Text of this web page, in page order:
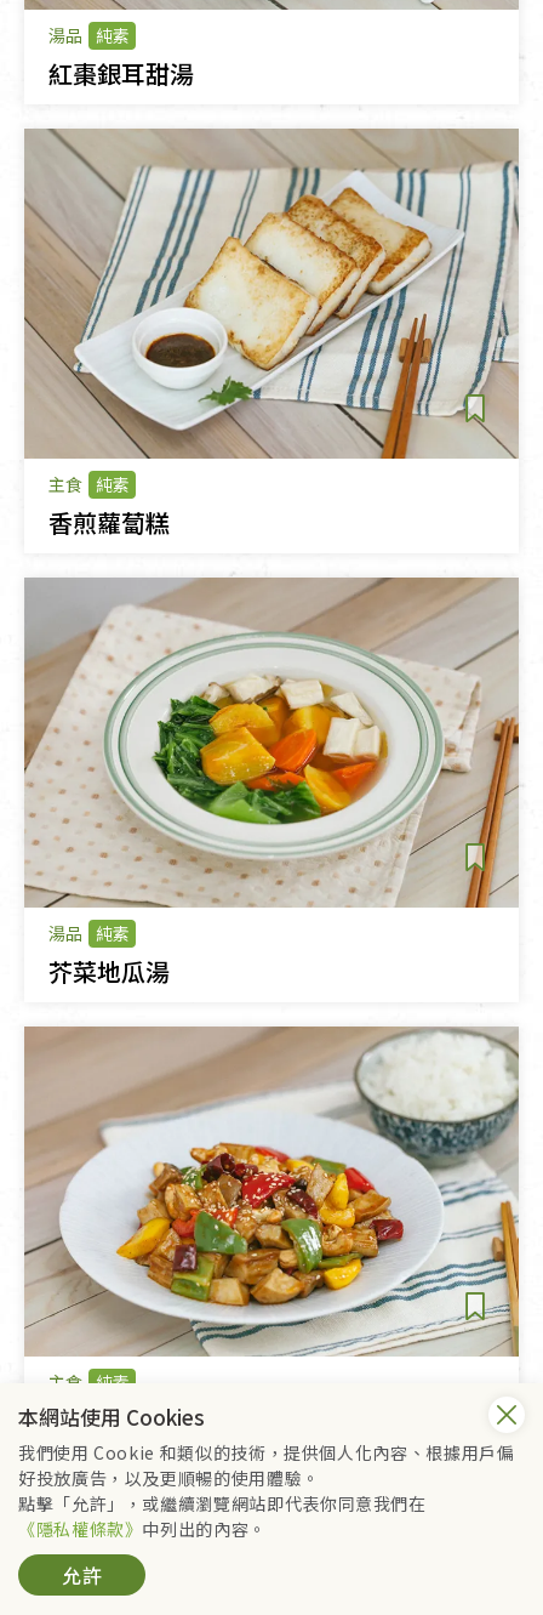
湯品 純素
紅棗銀耳甜湯
主食 純素
香煎蘿蔔糕
湯品 純素
芥菜地瓜湯
主食 純素
宮保吉丁
本網站使用 Cookies
我們使用 Cookie 和類似的技術，提供個人化內容、根據用戶偏
好投放廣告，以及更順暢的使用體驗。
點擊「允許」，或繼續瀏覽網站即代表你同意我們在
《隱私權條款》 中列出的內容。
允許